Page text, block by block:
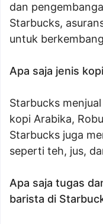
dan
Starbucks,
untuk
Apa saja jenis
Starbucks
kopi Arabika,
Starbucks juga
seperti teh, jus,
Apa saja tugas
barista di